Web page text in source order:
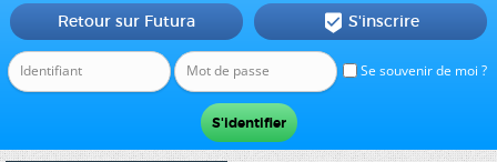
Se souvenir de moi ?
Retour sur Futura  S'inscrire